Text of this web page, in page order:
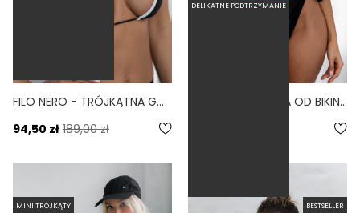
FILO NERO - TRÓJKĄTNA GÓRA OD BIKINI NA MAŁY BIUST CZARNY
94,50 zł 189,00 zł
GAIA NERO - GÓRA OD BIKINI ASYMETRYCZNA CZARNY
MINI TRÓJKĄTY
DELIKATNE PODTRZYMANIE
BESTSELLER